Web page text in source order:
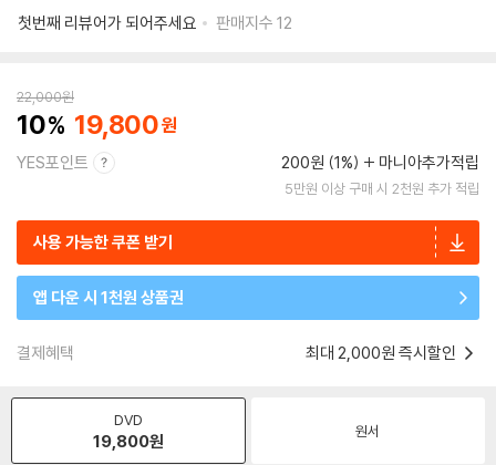
첫번째 리뷰어가 되어주세요
판매지수 12
22,000원
10 19,800
YES포인트 200원 (1%) 마니아추가적립
5만원 이상 구매 시 2천원 추가 적립
사용 가능한 쿠폰 받기
앱 다운 시 1천원 상품권
결제혜택 최대 2,000원 즉시할인
DVD
19,800원 원서